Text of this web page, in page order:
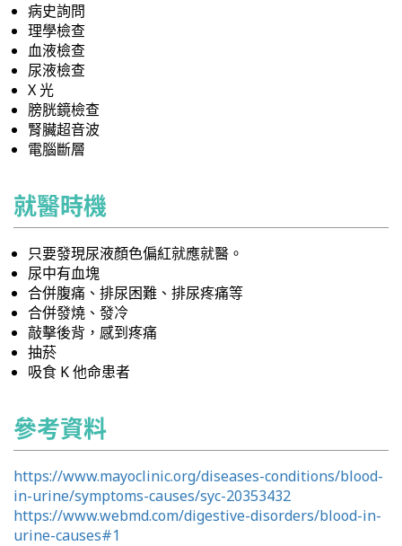
病史詢問
理學檢查
血液檢查
尿液檢查
X 光
膀胱鏡檢查
腎臟超音波
電腦斷層
就醫時機
只要發現尿液顏色偏紅就應就醫。
尿中有血塊
合併腹痛、排尿困難、排尿疼痛等
合併發燒、發冷
敲擊後背，感到疼痛
抽菸
吸食 K 他命患者
參考資料
https://www.mayoclinic.org/diseases-conditions/blood-
in-urine/symptoms-causes/syc-20353432
https://www.webmd.com/digestive-disorders/blood-in-
urine-causes#1